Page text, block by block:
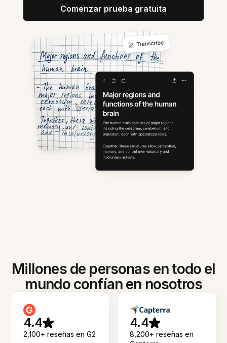
Comenzar prueba gratuita
Millones de personas en todo el
mundo confían en nosotros
4.4
2,100+ reseñas en G2
4.4
8,200+ reseñas en